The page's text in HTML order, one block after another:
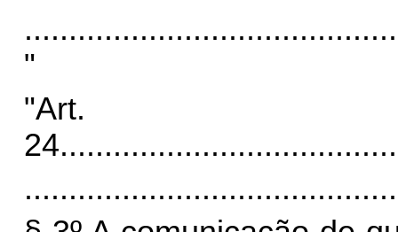
"
"Art.
24